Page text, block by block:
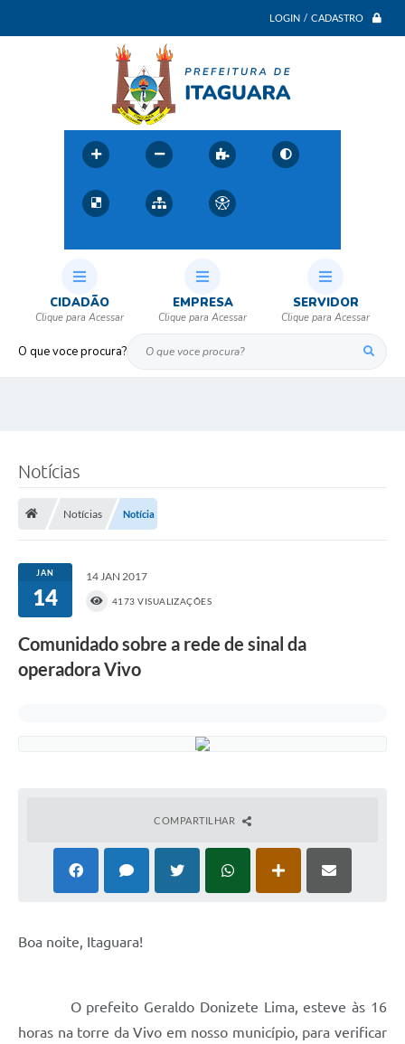
LOGIN / CADASTRO
O que voce procura?
CIDADÃO EMPRESA SERVIDOR
Notícias
Notícias Notícia
JAN
14
14 JAN 2017
4173 VISUALIZAÇÕES
Comunidado sobre a rede de sinal da
operadora Vivo
COMPARTILHAR
Boa noite, Itaguara!
O prefeito Geraldo Donizete Lima, esteve às 16
horas na torre da Vivo em nosso município, para verificar